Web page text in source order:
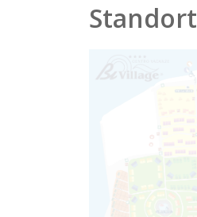
Standort